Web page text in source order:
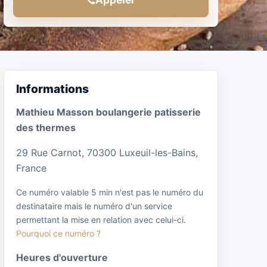
Informations
Mathieu Masson boulangerie patisserie
des thermes
29 Rue Carnot, 70300 Luxeuil-les-Bains,
France
Ce numéro valable 5 min n'est pas le numéro du
destinataire mais le numéro d'un service
permettant la mise en relation avec celui-ci.
Pourquoi ce numéro ?
Heures d'ouverture